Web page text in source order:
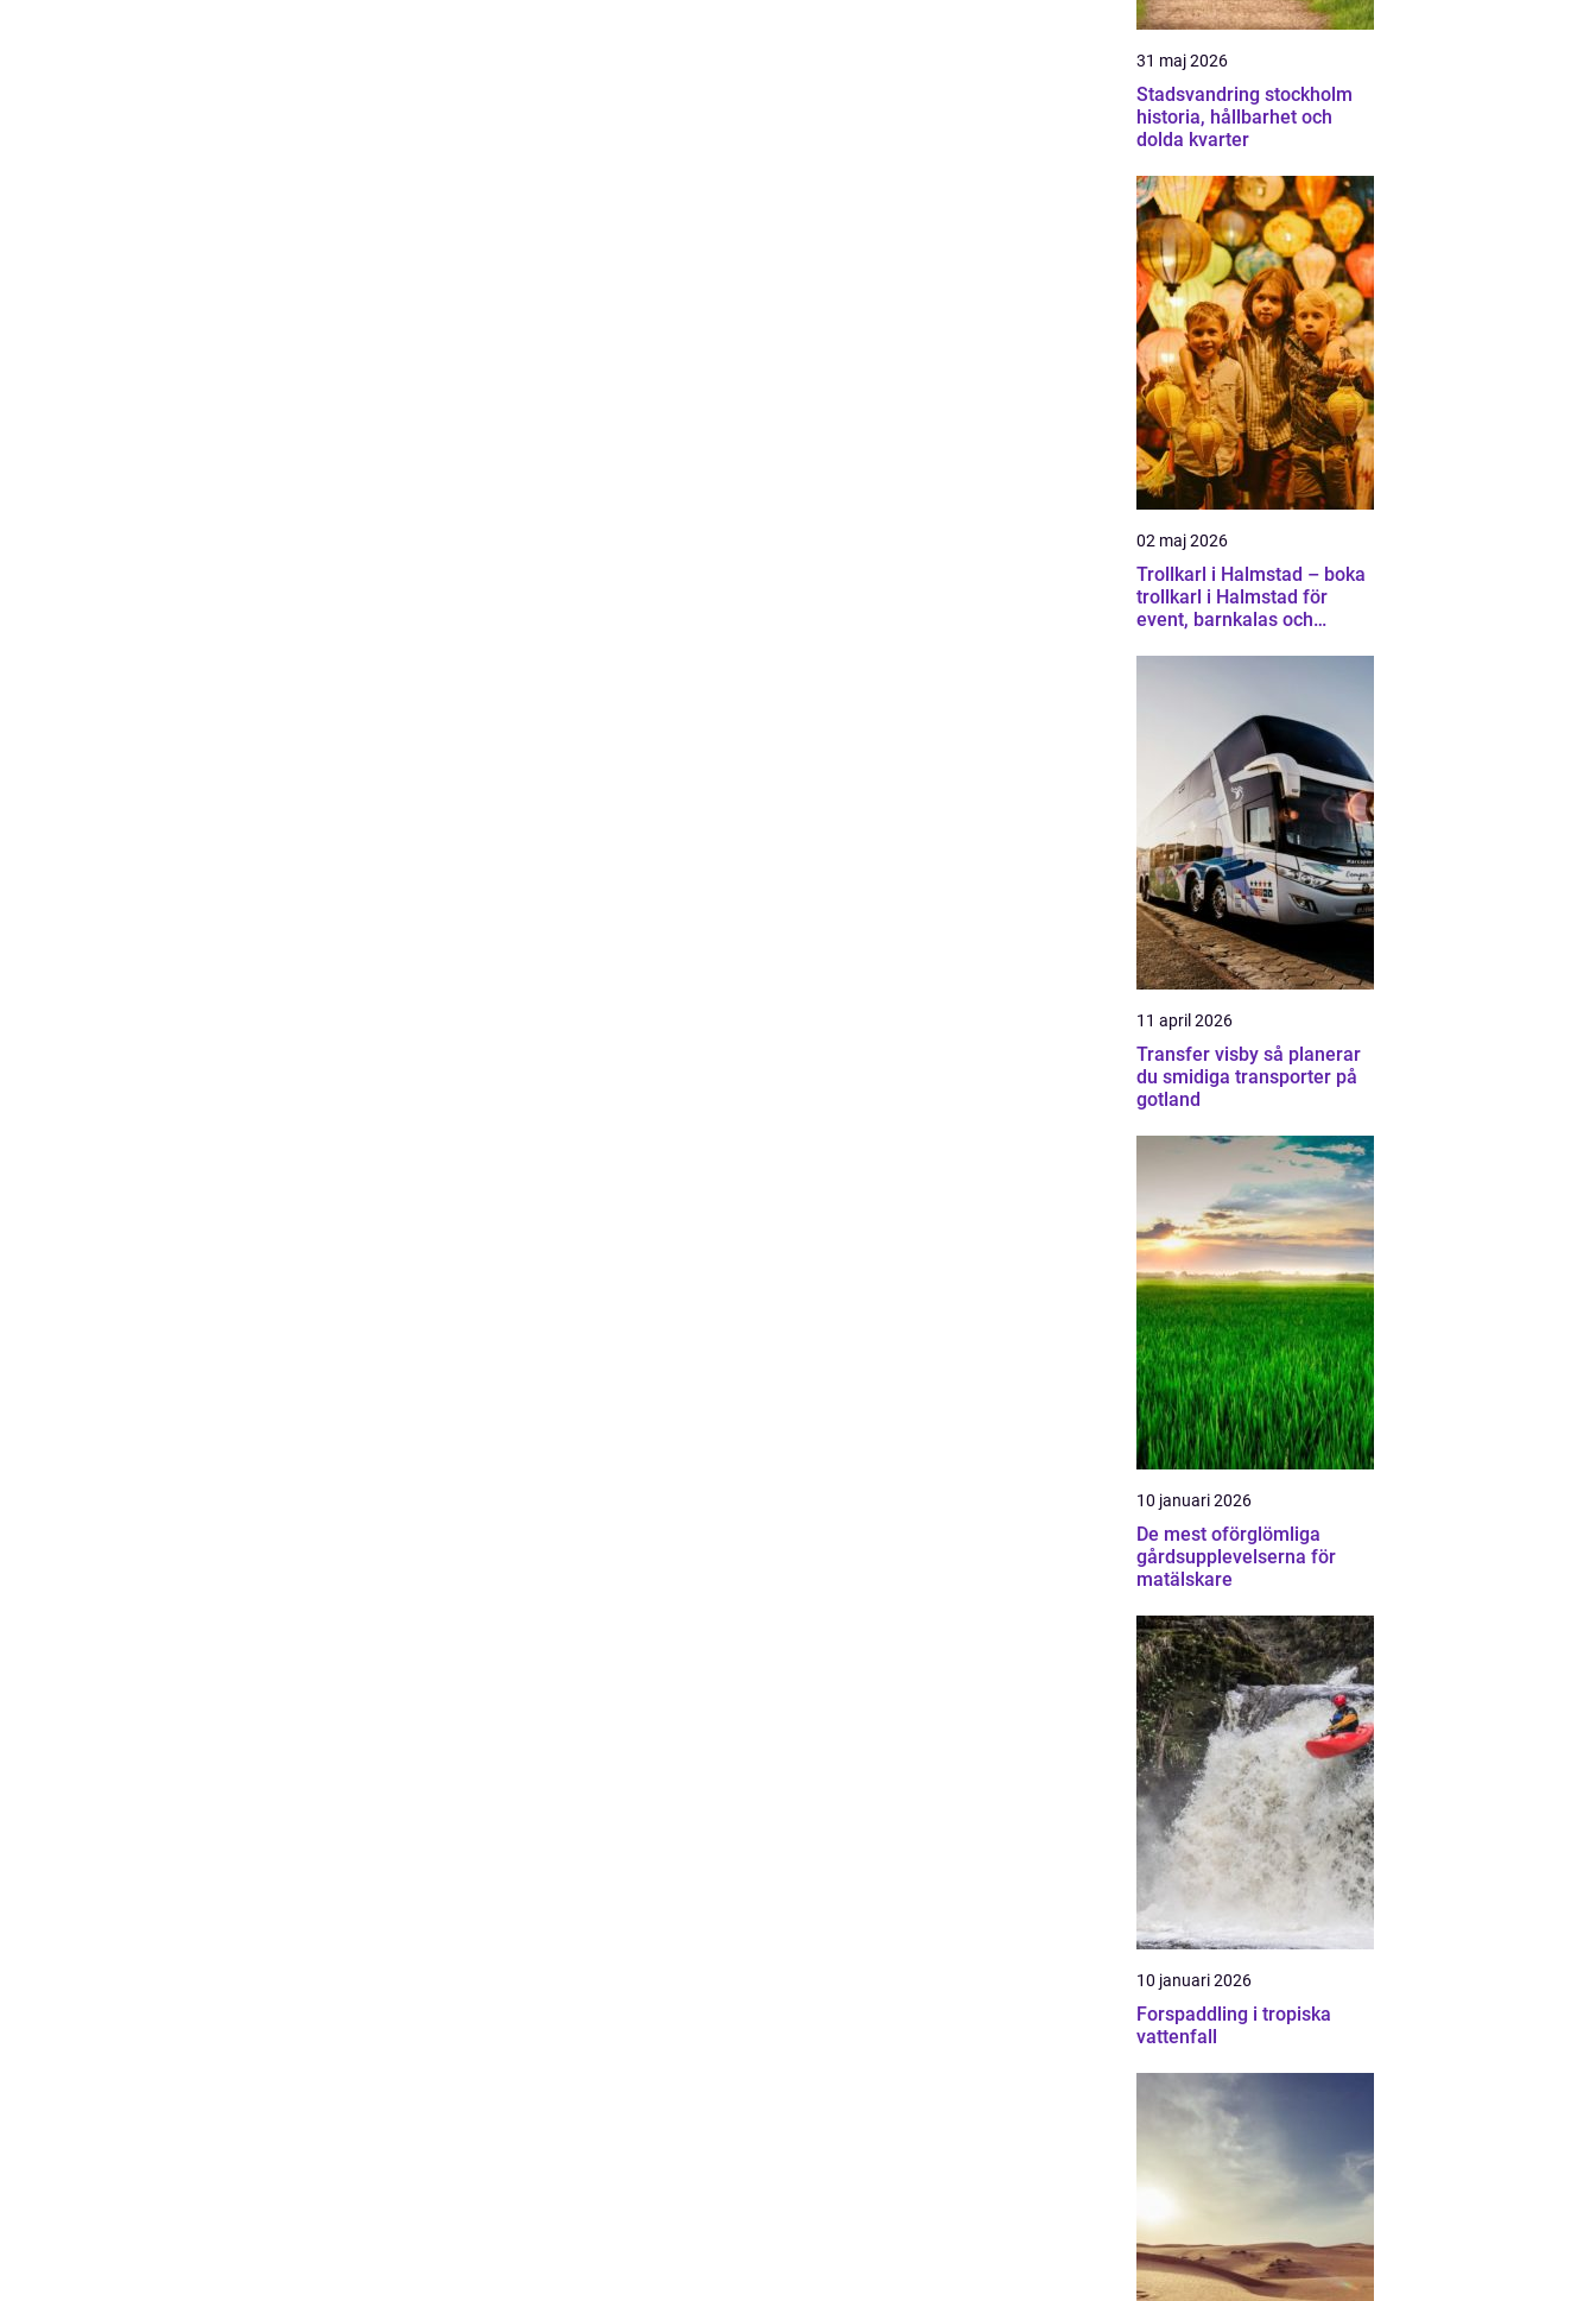
31 maj 2026
Stadsvandring stockholm
historia, hållbarhet och
dolda kvarter
02 maj 2026
Trollkarl i Halmstad – boka
trollkarl i Halmstad för
event, barnkalas och
11 april 2026
Transfer visby så planerar
du smidiga transporter på
gotland
10 januari 2026
De mest oförglömliga
gårdsupplevelserna för
matälskare
10 januari 2026
Forspaddling i tropiska
vattenfall